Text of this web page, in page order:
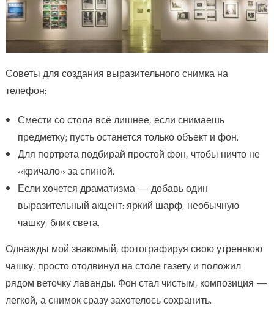
Советы для создания выразительного снимка на
телефон:
Смести со стола всё лишнее, если снимаешь
предметку; пусть останется только объект и фон.
Для портрета подбирай простой фон, чтобы ничто не
«кричало» за спиной.
Если хочется драматизма — добавь один
выразительный акцент: яркий шарф, необычную
чашку, блик света.
Однажды мой знакомый, фотографируя свою утреннюю
чашку, просто отодвинул на столе газету и положил
рядом веточку лаванды. Фон стал чистым, композиция —
легкой, а снимок сразу захотелось сохранить.